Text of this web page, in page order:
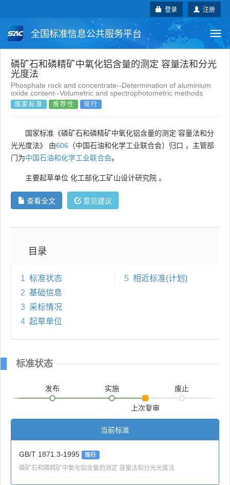
注册
登录
全国标准信息公共服务平台
国家标准 行业标准 地方标准
团体标准 企业标准 国际标准
磷矿石和磷精矿中氧化铝含量的测定 容量法和分光
光度法
Phosphate rock and concentrate--Determination of aluminium
oxide content--Volumetric and spectrophotometric methods
国家标准 推荐性 现行
国家标准《磷矿石和磷精矿中氧化铝含量的测定 容量法和分
光光度法》 由606 （中国石油和化学工业联合会）归口 ，主管部
门为中国石油和化学工业联合会。
主要起草单位 化工部化工矿山设计研究院 。
查看全文 意见建议
目录
1 标准状态
2 基础信息
3 采标情况
4 起草单位
5 相近标准(计划)
标准状态
发布 实施
上次复审
废止
当前标准
GB/T 1871.3-1995 现行
磷矿石和磷精矿中氧化铝含量的测定 容量法和分光光度法